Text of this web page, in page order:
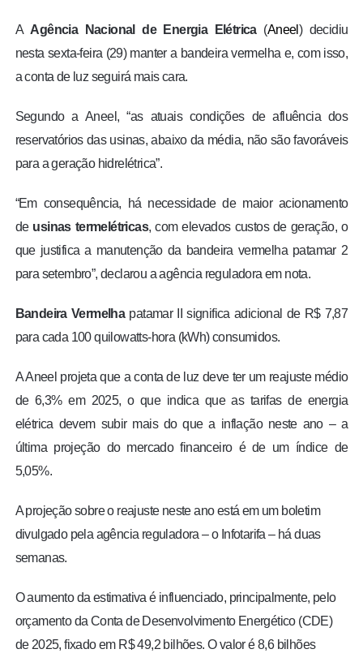
A Agência Nacional de Energia Elétrica(Aneel) decidiu
nesta sexta-feira (29) manter a bandeira vermelha e, com isso,
a conta de luz seguirá mais cara.
Segundo a Aneel,“as atuais condições de afluência dos
reservatórios das usinas, abaixo da média, não são favoráveis
para a geração hidrelétrica”.
“Em consequência, há necessidade de maior acionamento
deusinas termelétricas, com elevados custos de geração, o
que justifica a manutenção da bandeira vermelha patamar 2
para setembro”, declarou a agência reguladora em nota.
Bandeira Vermelhapatamar II significa adicional de R$ 7,87
para cada 100 quilowatts-hora (kWh) consumidos.
A Aneel projeta que a conta de luz deve ter um reajuste médio
de 6,3% em 2025, o que indica que as tarifas de energia
elétrica devem subir mais do que a inflação neste ano – a
última projeção do mercado financeiro é de um índice de
5,05%.
A projeção sobre o reajuste neste ano está em um boletim
divulgado pela agência reguladora – o Infotarifa – há duas
semanas.
O aumento da estimativa é influenciado, principalmente, pelo
orçamento da Conta de Desenvolvimento Energético (CDE)
de 2025, fixado em R$ 49,2 bilhões. O valor é 8,6 bilhões